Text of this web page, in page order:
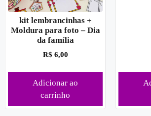
kit lembrancinhas +
Moldura para foto – Dia
da família
R$ 6,00
Adicionar ao
carrinho